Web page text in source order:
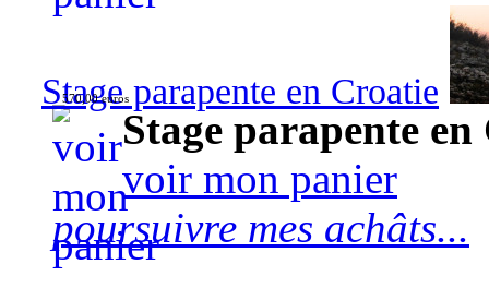
Stage parapente en Croatie
570,00 euros
Stage parapente
voir mon panier
poursuivre mes achâts...